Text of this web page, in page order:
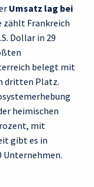
Umsatz lag bei
Frankreich
Dollar in 29
belegt mit
dritten Platz.
heimischen
mit
gibt es in
Unternehmen.